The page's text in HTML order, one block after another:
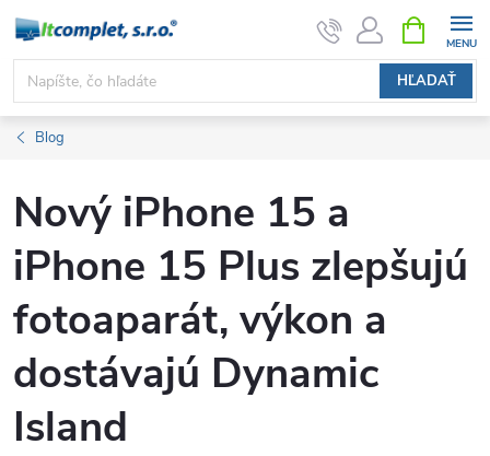
Prejsť
obsah
HĽADAŤ
KOŠÍK
Blog
Nový iPhone 15 a
iPhone 15 Plus zlepšujú
fotoaparát, výkon a
dostávajú Dynamic
Island